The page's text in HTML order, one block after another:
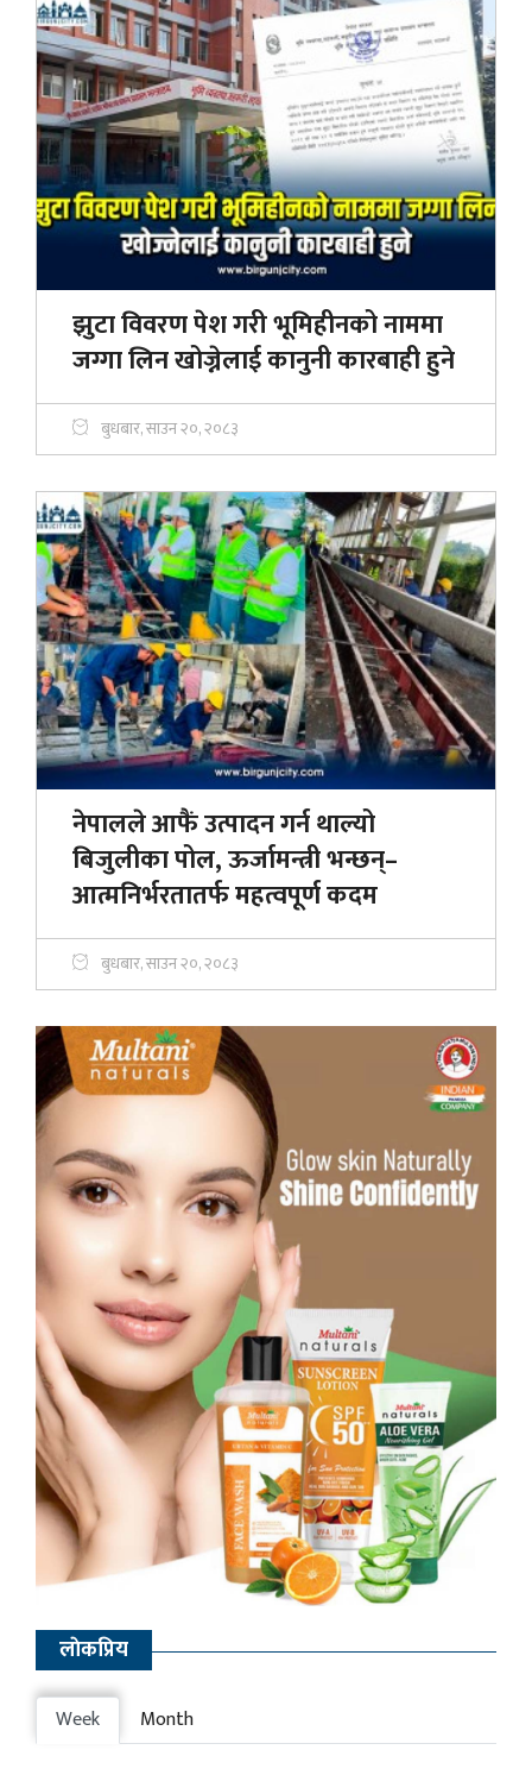
झुटा विवरण पेश गरी भूमिहीनको नाममा
जग्गा लिन खोज्नेलाई कानुनी कारबाही हुने
बुधबार, साउन २०, २०८३
नेपालले आफैं उत्पादन गर्न थाल्यो
बिजुलीका पोल, ऊर्जामन्त्री भन्छन्–
आत्मनिर्भरतातर्फ महत्वपूर्ण कदम
बुधबार, साउन २०, २०८३
लाेकप्रिय
Week Month